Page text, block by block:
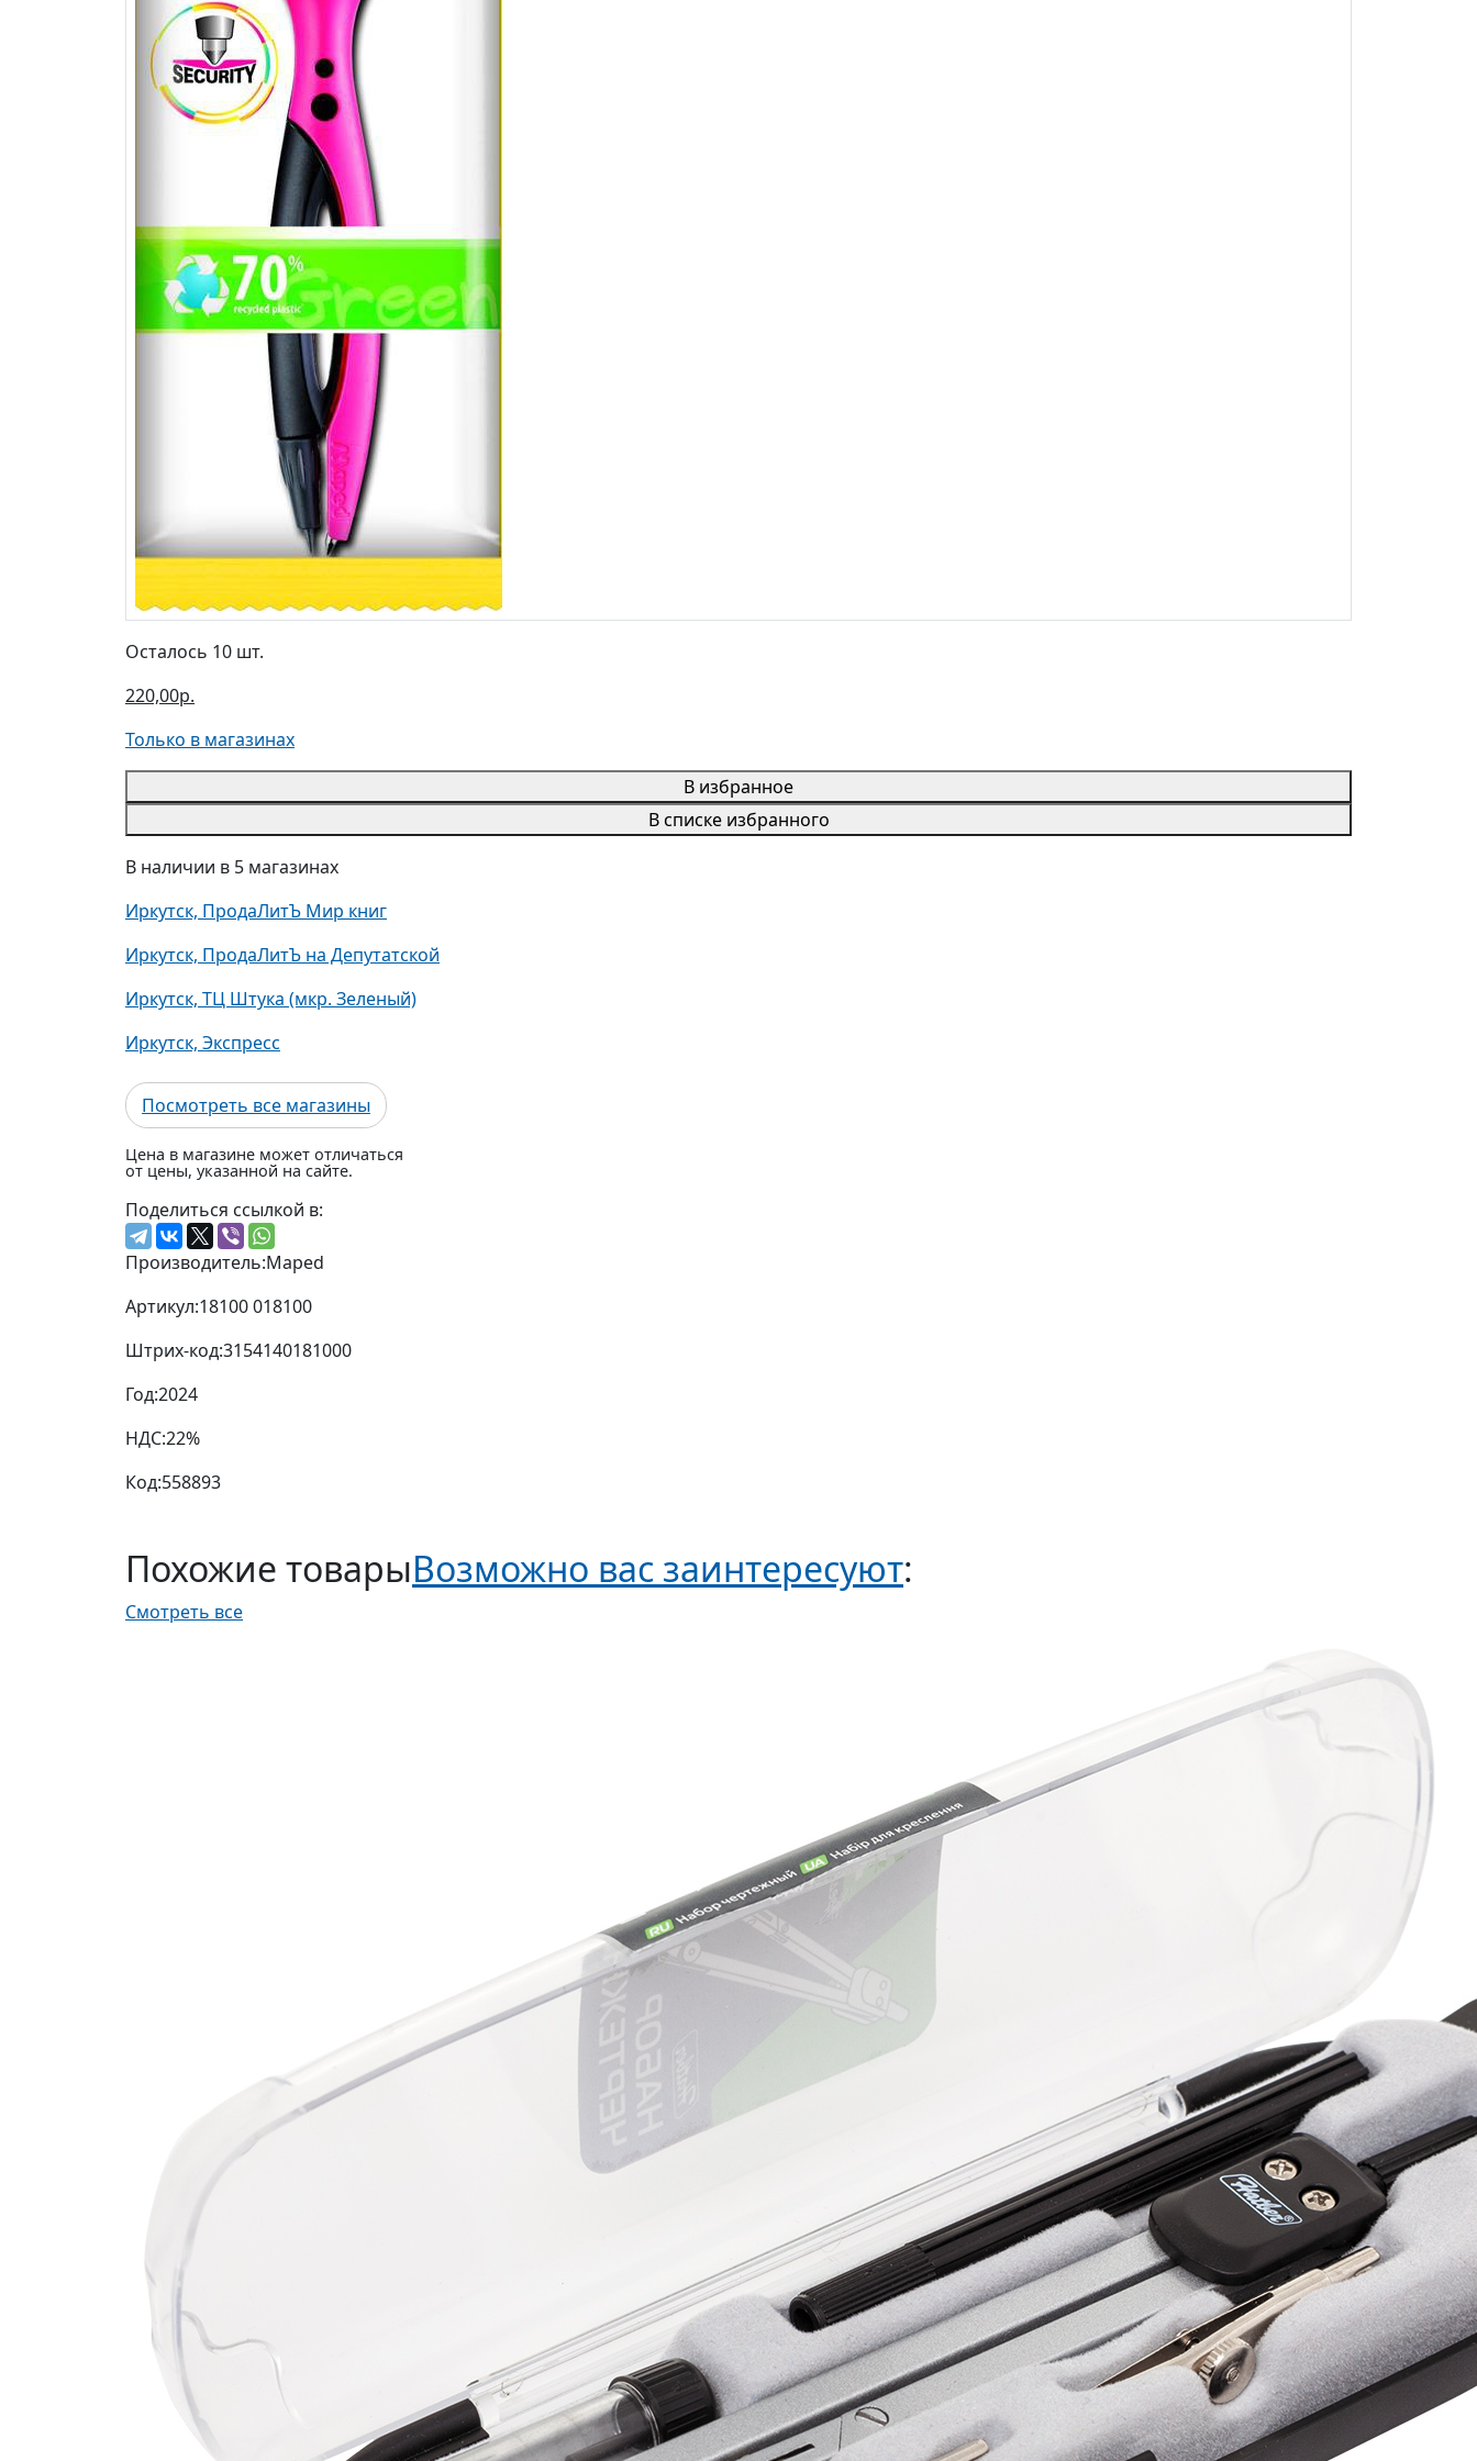
Осталось 10 шт.
220,00р.
Только в магазинах
В избранное
В списке избранного
В наличии в 5 магазинах
Иркутск, ПродаЛитЪ Мир книг
Иркутск, ПродаЛитЪ на Депутатской
Иркутск, ТЦ Штука (мкр. Зеленый)
Иркутск, Экспресс
Посмотреть все магазины
Цена в магазине может отличаться
от цены, указанной на сайте.
Поделиться ссылкой в:
Производитель:Maped
Артикул:18100 018100
Штрих-код:3154140181000
Год:2024
НДС:22%
Код:558893
Похожие товарыВозможно вас заинтересуют:
Смотреть все